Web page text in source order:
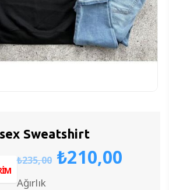
Sweatshirt
₺235,00 Orijinal
fiyat:
₺210,00
Ağırlık